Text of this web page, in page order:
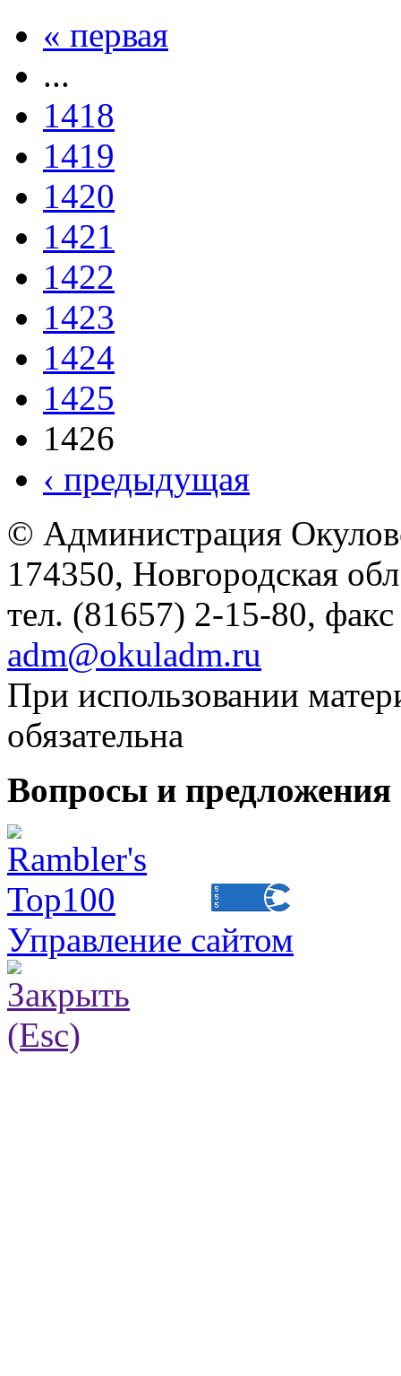
« первая
...
1418
1419
1420
1421
1422
1423
1424
1425
1426
‹ предыдущая
© Администрация
174350, Новгородская
тел. (81657) 2-15-80,
adm@okuladm.ru
При использовании
обязательна
Вопросы и
Управление сайтом